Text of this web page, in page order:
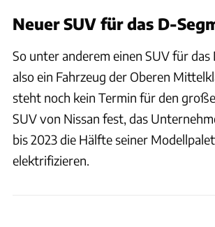
Neuer SUV für das D-
So unter anderem einen SUV für das
also ein Fahrzeug der Oberen
steht noch kein Termin für den
SUV von Nissan fest, das
bis 2023 die Hälfte seiner
elektrifizieren.